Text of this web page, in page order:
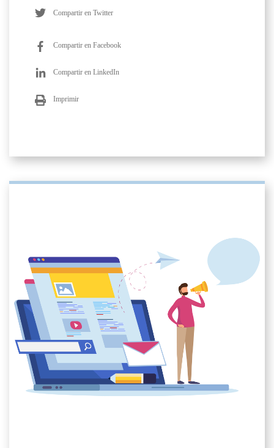
Compartir en Twitter
Compartir en Facebook
Compartir en LinkedIn
Imprimir